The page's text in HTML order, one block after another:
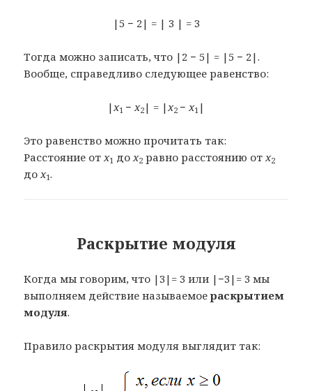
|5 − 2| = | 3 | = 3
Тогда можно записать, что |2 − 5| = |5 − 2|.
Вообще, справедливо следующее равенство:
| x1 − x2 | = | x2 − x1 |
Это равенство можно прочитать так:
Расстояние от x1 до x2 равно расстоянию от x2
до x1.
Раскрытие модуля
Когда мы говорим, что |3|= 3 или |−3|= 3 мы
выполняем действие называемоераскрытием
модуля.
Правило раскрытия модуля выглядит так: